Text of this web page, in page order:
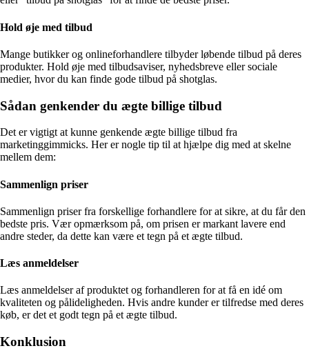
Hold øje med tilbud
Mange butikker og onlineforhandlere tilbyder løbende tilbud på deres
produkter. Hold øje med tilbudsaviser, nyhedsbreve eller sociale
medier, hvor du kan finde gode tilbud på shotglas.
Sådan genkender du ægte billige tilbud
Det er vigtigt at kunne genkende ægte billige tilbud fra
marketinggimmicks. Her er nogle tip til at hjælpe dig med at skelne
mellem dem:
Sammenlign priser
Sammenlign priser fra forskellige forhandlere for at sikre, at du får den
bedste pris. Vær opmærksom på, om prisen er markant lavere end
andre steder, da dette kan være et tegn på et ægte tilbud.
Læs anmeldelser
Læs anmeldelser af produktet og forhandleren for at få en idé om
kvaliteten og pålideligheden. Hvis andre kunder er tilfredse med deres
køb, er det et godt tegn på et ægte tilbud.
Konklusion